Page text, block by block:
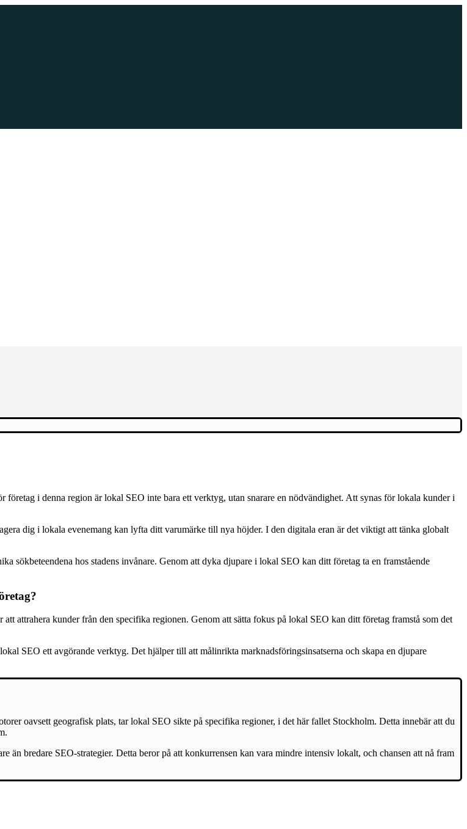
i denna region är lokal SEO inte bara ett verktyg, utan snarare en nödvändighet. Att synas för lokala kunder i
dig i lokala evenemang kan lyfta ditt varumärke till nya höjder. I den digitala eran är det viktigt att tänka globalt
sökbeteendena hos stadens invånare. Genom att dyka djupare i lokal SEO kan ditt företag ta en framstående
attrahera kunder från den specifika regionen. Genom att sätta fokus på lokal SEO kan ditt företag framstå som det
SEO ett avgörande verktyg. Det hjälper till att målinrikta marknadsföringsinsatserna och skapa en djupare
oavsett geografisk plats, tar lokal SEO sikte på specifika regioner, i det här fallet Stockholm. Detta innebär att du
än bredare SEO-strategier. Detta beror på att konkurrensen kan vara mindre intensiv lokalt, och chansen att nå fram